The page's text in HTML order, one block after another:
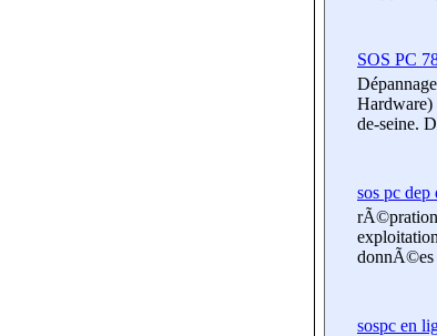
SOS PC
Hardware)
de-seine.
sos pc dep
rÃ©pration
donnÃ©es
sospc en